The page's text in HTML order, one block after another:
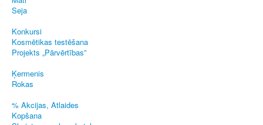
Seja
Konkursi
Kosmētikas testēšana
Projekts „Pārvērtības”
Ķermenis
Rokas
% Akcijas, Atlaides
Kopšana